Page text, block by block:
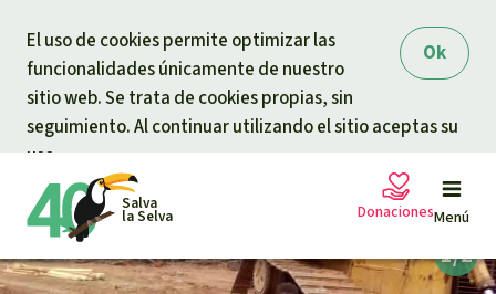
Ok
El uso de cookies permite optimizar las
funcionalidades únicamente de nuestro
sitio web. Se trata de cookies propias, sin
seguimiento. Al continuar utilizando el sitio aceptas su
uso.
Salva
la Selva Menú
Donaciones